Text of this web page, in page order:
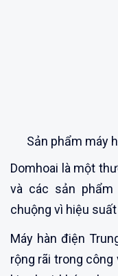
Sản phẩm máy
Domhoai là một
và các sản
chuộng vì hiệu
Máy hàn điện
rộng rãi trong